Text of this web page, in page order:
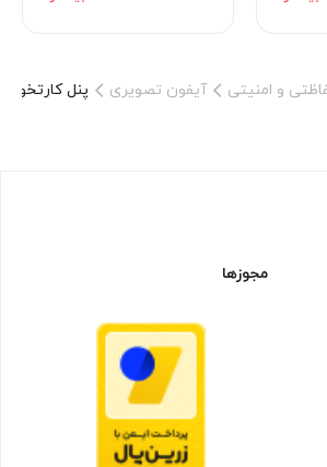
می شود که ماژول کارت خوان در پشت پنل جای
این مدل فقط همان قسمت کارت آن است که در
کارت توسط پنل عملکرد پنل فعال میشود.
آیفون تصویری سوزوکی مدل
و امنیتی آیفون تصویری پنل
مجوزها